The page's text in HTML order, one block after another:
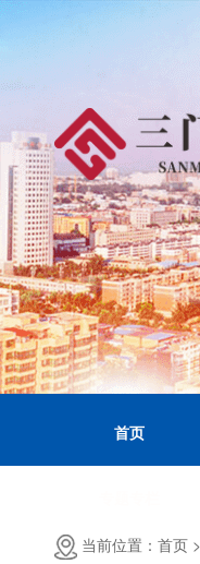
首页
当前位置：首页 >